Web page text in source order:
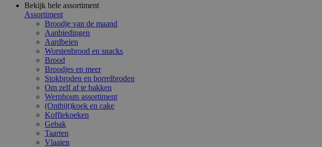
Bekijk hele assortiment
Assortiment
Broodje van de maand
Aanbiedingen
Aardbeien
Worstenbrood en snacks
Brood
Broodjes en meer
Stokbroden en borrelbroden
Om zelf af te bakken
Wernhouts assortiment
(Ontbijt)koek en cake
Koffiekoeken
Gebak
Taarten
Vlaaien